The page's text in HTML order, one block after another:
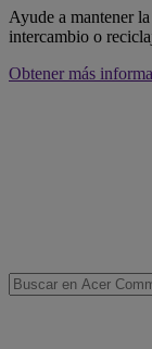
Ayude a mantener
intercambio o
Obtener más